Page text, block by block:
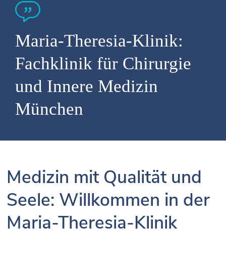
Maria-Theresia-Klinik:
Fachklinik für Chirurgie
und Innere Medizin
München
Medizin mit Qualität und
Seele: Willkommen in der
Maria-Theresia-Klinik